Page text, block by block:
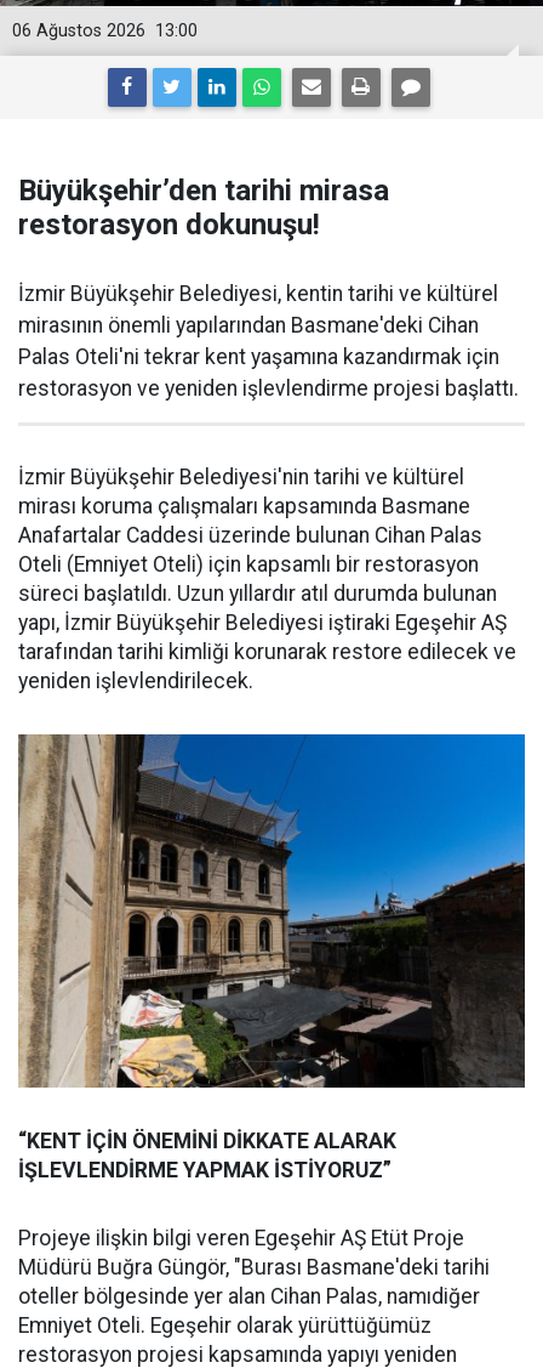
13:00
06 Ağustos 2026
Büyükşehir’den tarihi mirasa
restorasyon dokunuşu!
İzmir Büyükşehir Belediyesi, kentin tarihi ve kültürel
mirasının önemli yapılarından Basmane'deki Cihan
Palas Oteli'ni tekrar kent yaşamına kazandırmak için
restorasyon ve yeniden işlevlendirme projesi başlattı.
İzmir Büyükşehir Belediyesi'nin tarihi ve kültürel
mirası koruma çalışmaları kapsamında Basmane
Anafartalar Caddesi üzerinde bulunan Cihan Palas
Oteli (Emniyet Oteli) için kapsamlı bir restorasyon
süreci başlatıldı. Uzun yıllardır atıl durumda bulunan
yapı, İzmir Büyükşehir Belediyesi iştiraki Egeşehir AŞ
tarafından tarihi kimliği korunarak restore edilecek ve
yeniden işlevlendirilecek.
“KENT İÇİN ÖNEMİNİ DİKKATE ALARAK
İŞLEVLENDİRME YAPMAK İSTİYORUZ”
Projeye ilişkin bilgi veren Egeşehir AŞ Etüt Proje
Müdürü Buğra Güngör, "Burası Basmane'deki tarihi
oteller bölgesinde yer alan Cihan Palas, namıdiğer
Emniyet Oteli. Egeşehir olarak yürüttüğümüz
restorasyon projesi kapsamında yapıyı yeniden